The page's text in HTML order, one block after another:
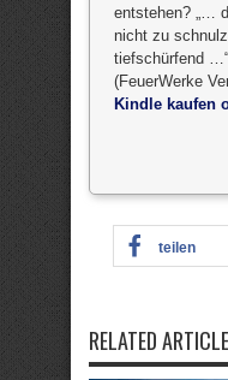
entstehen? „…
nicht zu
tiefschürfend
(FeuerWerke
Kindle kaufen
teilen
RELATED